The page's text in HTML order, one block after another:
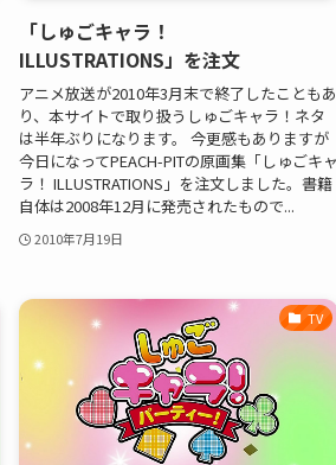
「しゅごキャラ！
ILLUSTRATIONS」を注文
アニメ放送が2010年3月末で終了したこともあ
り、本サイトで取り扱うしゅごキャラ！ネタ
は半年ぶりになります。 今更感もありますが
今日になってPEACH-PITの原画集「しゅごキャ
ラ！ ILLUSTRATIONS」を注文しました。書籍
自体は2008年12月に発売されたもので...
2010年7月19日
TV